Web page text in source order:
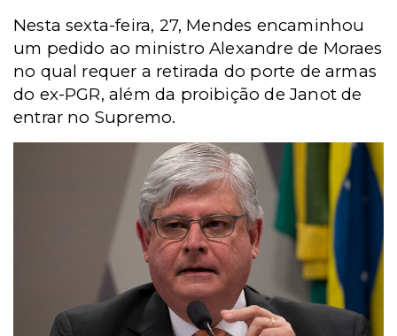
Nesta sexta-feira, 27, Mendes encaminhou
um pedido ao ministro Alexandre de Moraes
no qual requer a retirada do porte de armas
do ex-PGR, além da proibição de Janot de
entrar no Supremo.